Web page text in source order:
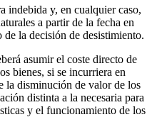
indebida y, en cualquier caso,
a partir de la fecha en
la decisión de desistimiento.
asumir el coste directo de
bienes, si se incurriera en
la disminución de valor de los
distinta a la necesaria para
y el funcionamiento de los